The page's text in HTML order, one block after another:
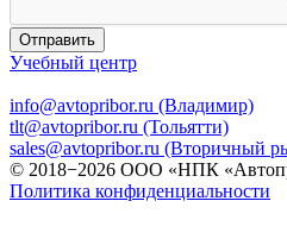
Отправить
Учебный центр
info@avtopribor.ru (Владимир)
tlt@avtopribor.ru (Тольятти)
sales@avtopribor.ru (Вторичный
© 2018−2026 ООО «НПК
Политика конфиденциальности